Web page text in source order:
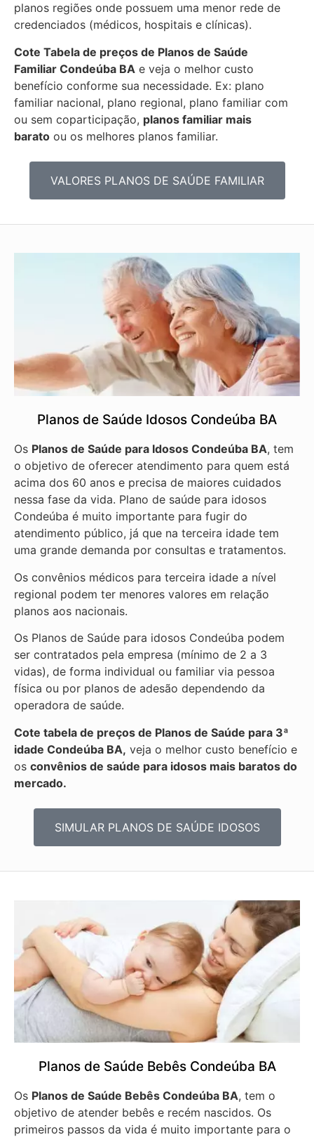
planos regiões onde possuem uma menor rede de
credenciados (médicos, hospitais e clínicas).
Cote Tabela de preços de Planos de Saúde
Familiar Condeúba BA e veja o melhor custo
benefício conforme sua necessidade. Ex: plano
familiar nacional, plano regional, plano familiar com
ou sem coparticipação, planos familiar mais
barato ou os melhores planos familiar.
VALORES PLANOS DE SAÚDE FAMILIAR
Planos de Saúde Idosos Condeúba BA
Os Planos de Saúde para Idosos Condeúba BA, tem
o objetivo de oferecer atendimento para quem está
acima dos 60 anos e precisa de maiores cuidados
nessa fase da vida. Plano de saúde para idosos
Condeúba é muito importante para fugir do
atendimento público, já que na terceira idade tem
uma grande demanda por consultas e tratamentos.
Os convênios médicos para terceira idade a nível
regional podem ter menores valores em relação
planos aos nacionais.
Os Planos de Saúde para idosos Condeúba podem
ser contratados pela empresa (mínimo de 2 a 3
vidas), de forma individual ou familiar via pessoa
física ou por planos de adesão dependendo da
operadora de saúde.
Cote tabela de preços de Planos de Saúde para 3ª
idade Condeúba BA, veja o melhor custo benefício e
os convênios de saúde para idosos mais baratos do
mercado.
SIMULAR PLANOS DE SAÚDE IDOSOS
Planos de Saúde Bebês Condeúba BA
Os Planos de Saúde Bebês Condeúba BA, tem o
objetivo de atender bebês e recém nascidos. Os
primeiros passos da vida é muito importante para o